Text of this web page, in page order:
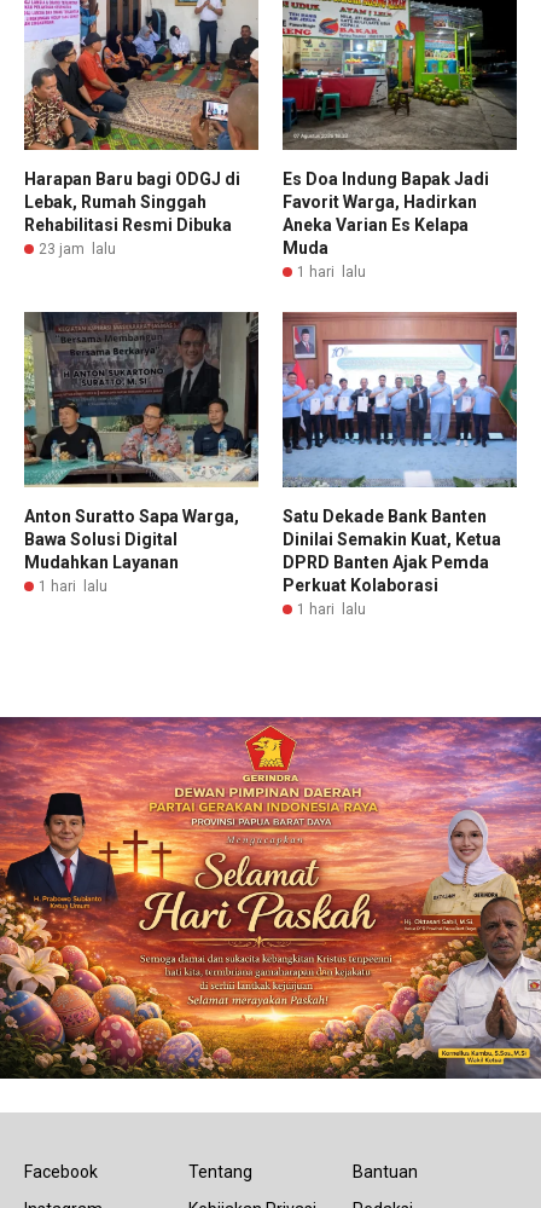
Harapan Baru bagi ODGJ di
Lebak, Rumah Singgah
Rehabilitasi Resmi Dibuka
23 jam lalu
Es Doa Indung Bapak Jadi
Favorit Warga, Hadirkan
Aneka Varian Es Kelapa
Muda
1 hari lalu
Anton Suratto Sapa Warga,
Bawa Solusi Digital
Mudahkan Layanan
1 hari lalu
Satu Dekade Bank Banten
Dinilai Semakin Kuat, Ketua
DPRD Banten Ajak Pemda
Perkuat Kolaborasi
1 hari lalu
Facebook
Tentang
Bantuan